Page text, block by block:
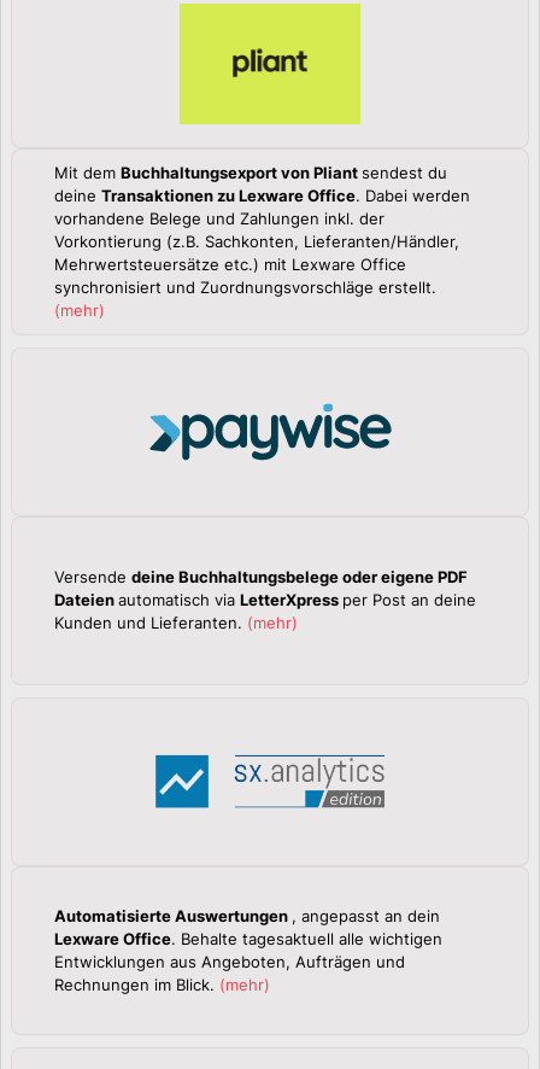
Mit dem Buchhaltungsexport von Pliantsendest du
deine Transaktionen zu Lexware Office. Dabei werden
vorhandene Belege und Zahlungen inkl. der
Vorkontierung (z.B. Sachkonten, Lieferanten/Händler,
Mehrwertsteuersätze etc.) mit Lexware Office
synchronisiert und Zuordnungsvorschläge erstellt.
(mehr)
Versende deine Buchhaltungsbelege oder eigene PDF
Dateienautomatisch via LetterXpress per Post an deine
Kunden und Lieferanten. (mehr)
Automatisierte Auswertungen , angepasst an dein
Lexware Office. Behalte tagesaktuell alle wichtigen
Entwicklungen aus Angeboten, Aufträgen und
Rechnungen im Blick. (mehr)